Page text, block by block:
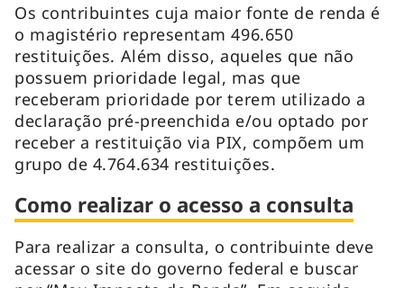
Os contribuintes cuja maior fonte de renda é
o magistério representam 496.650
restituições. Além disso, aqueles que não
possuem prioridade legal, mas que
receberam prioridade por terem utilizado a
declaração pré-preenchida e/ou optado por
receber a restituição via PIX, compõem um
grupo de 4.764.634 restituições.
Como realizar o acesso a consulta
Para realizar a consulta, o contribuinte deve
acessar o site do governo federal e buscar